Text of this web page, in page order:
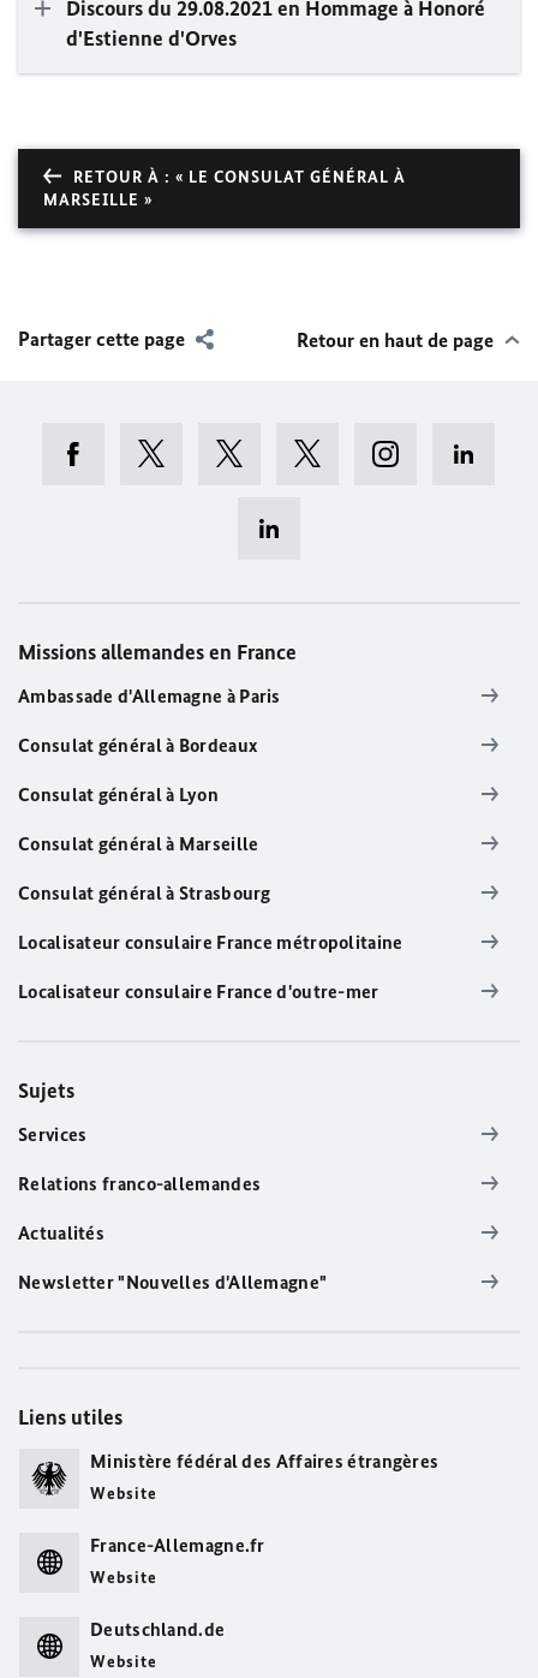
Discours du 29.08.2021 en Hommage à Honoré
d'Estienne d'Orves
RETOUR À : « LE CONSULAT GÉNÉRAL À
MARSEILLE »
Partager cette page Retour en haut de page
Missions allemandes en France
Ambassade d'Allemagne à Paris
Consulat général à Bordeaux
Consulat général à Lyon
Consulat général à Marseille
Consulat général à Strasbourg
Localisateur consulaire France métropolitaine
Localisateur consulaire France d'outre-mer
Sujets
Services
Relations franco-allemandes
Actualités
Newsletter "Nouvelles d'Allemagne"
Liens utiles
Ministère fédéral des Affaires étrangères
Website
France-Allemagne.fr
Website
Deutschland.de
Website